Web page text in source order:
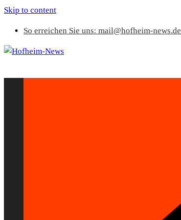
Skip to content
So erreichen Sie uns: mail@hofheim-news.de